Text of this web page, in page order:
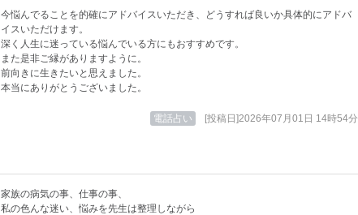
今悩んでることを的確にアドバイスいただき、どうすれば良いか具体的にアドバ
イスいただけます。
深く人生に迷っている悩んでいる方にもおすすめです。
また是非ご縁がありますように。
前向きに生きたいと思えました。
本当にありがとうございました。
電話占い [投稿日]2026年07月01日 14時54分
家族の病気の事、仕事の事、
私の色んな迷い、悩みを先生は整理しながら